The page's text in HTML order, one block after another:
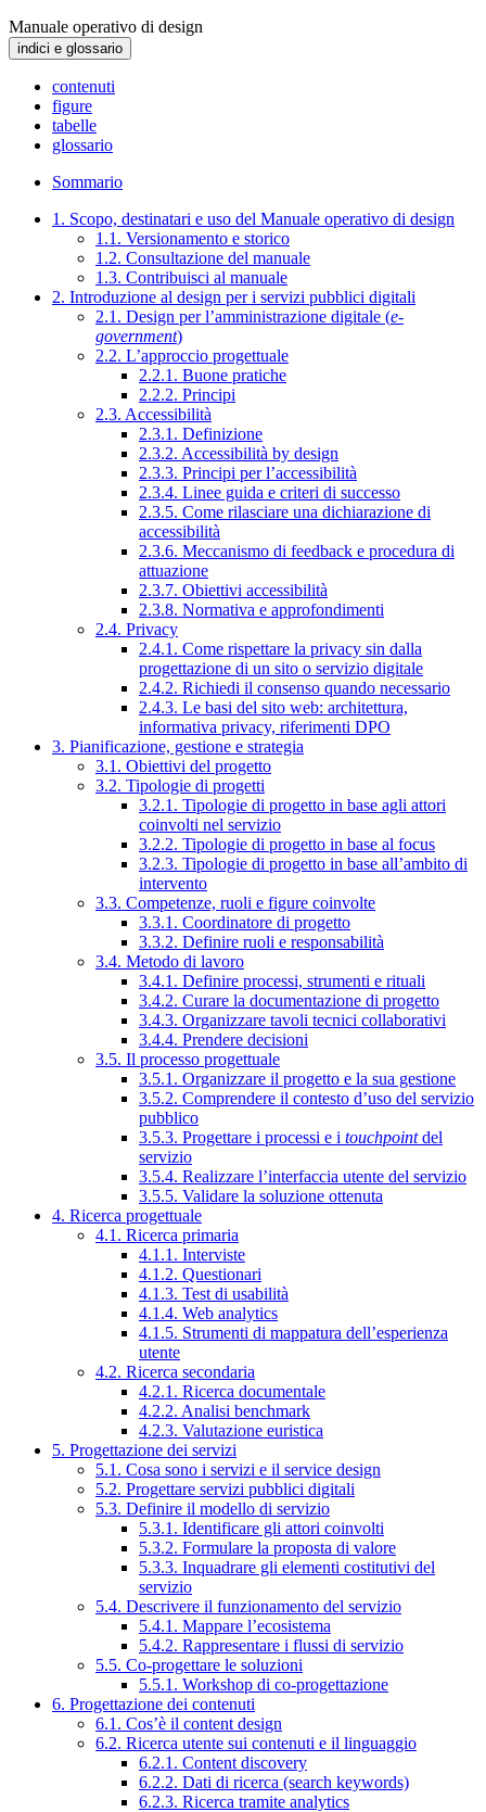
Manuale operativo di design
indici e glossario
contenuti
figure
tabelle
glossario
Sommario
1. Scopo, destinatari e uso del Manuale operativo di design
1.1. Versionamento e storico
1.2. Consultazione del manuale
1.3. Contribuisci al manuale
2. Introduzione al design per i servizi pubblici digitali
2.1. Design per l’amministrazione digitale (e-
government)
2.2. L’approccio progettuale
2.2.1. Buone pratiche
2.2.2. Principi
2.3. Accessibilità
2.3.1. Definizione
2.3.2. Accessibilità by design
2.3.3. Principi per l’accessibilità
2.3.4. Linee guida e criteri di successo
2.3.5. Come rilasciare una dichiarazione di
accessibilità
2.3.6. Meccanismo di feedback e procedura di
attuazione
2.3.7. Obiettivi accessibilità
2.3.8. Normativa e approfondimenti
2.4. Privacy
2.4.1. Come rispettare la privacy sin dalla
progettazione di un sito o servizio digitale
2.4.2. Richiedi il consenso quando necessario
2.4.3. Le basi del sito web: architettura,
informativa privacy, riferimenti DPO
3. Pianificazione, gestione e strategia
3.1. Obiettivi del progetto
3.2. Tipologie di progetti
3.2.1. Tipologie di progetto in base agli attori
coinvolti nel servizio
3.2.2. Tipologie di progetto in base al focus
3.2.3. Tipologie di progetto in base all’ambito di
intervento
3.3. Competenze, ruoli e figure coinvolte
3.3.1. Coordinatore di progetto
3.3.2. Definire ruoli e responsabilità
3.4. Metodo di lavoro
3.4.1. Definire processi, strumenti e rituali
3.4.2. Curare la documentazione di progetto
3.4.3. Organizzare tavoli tecnici collaborativi
3.4.4. Prendere decisioni
3.5. Il processo progettuale
3.5.1. Organizzare il progetto e la sua gestione
3.5.2. Comprendere il contesto d’uso del servizio
pubblico
3.5.3. Progettare i processi e i touchpointdel
servizio
3.5.4. Realizzare l’interfaccia utente del servizio
3.5.5. Validare la soluzione ottenuta
4. Ricerca progettuale
4.1. Ricerca primaria
4.1.1. Interviste
4.1.2. Questionari
4.1.3. Test di usabilità
4.1.4. Web analytics
4.1.5. Strumenti di mappatura dell’esperienza
utente
4.2. Ricerca secondaria
4.2.1. Ricerca documentale
4.2.2. Analisi benchmark
4.2.3. Valutazione euristica
5. Progettazione dei servizi
5.1. Cosa sono i servizi e il service design
5.2. Progettare servizi pubblici digitali
5.3. Definire il modello di servizio
5.3.1. Identificare gli attori coinvolti
5.3.2. Formulare la proposta di valore
5.3.3. Inquadrare gli elementi costitutivi del
servizio
5.4. Descrivere il funzionamento del servizio
5.4.1. Mappare l’ecosistema
5.4.2. Rappresentare i flussi di servizio
5.5. Co-progettare le soluzioni
5.5.1. Workshop di co-progettazione
6. Progettazione dei contenuti
6.1. Cos’è il content design
6.2. Ricerca utente sui contenuti e il linguaggio
6.2.1. Content discovery
6.2.2. Dati di ricerca (search keywords)
6.2.3. Ricerca tramite analytics